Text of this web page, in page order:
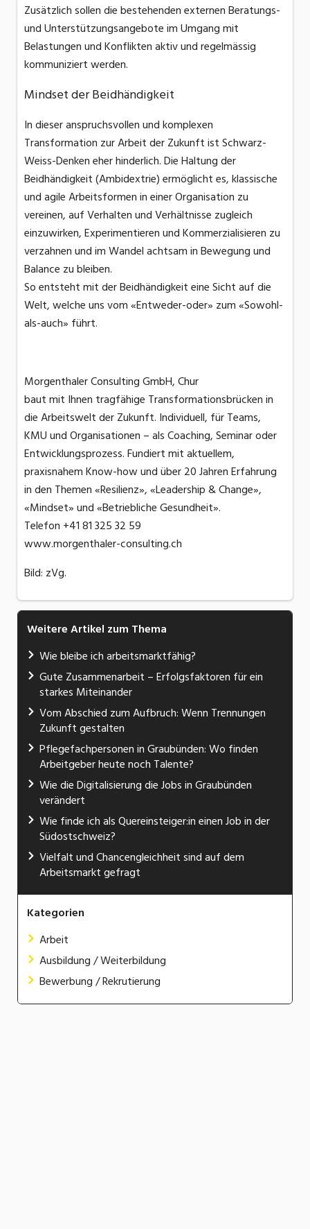
Zusätzlich sollen die bestehenden externen Beratungs-
und Unterstützungsangebote im Umgang mit
Belastungen und Konflikten aktiv und regelmässig
kommuniziert werden.
Mindset der Beidhändigkeit
In dieser anspruchsvollen und komplexen
Transformation zur Arbeit der Zukunft ist Schwarz-
Weiss-Denken eher hinderlich. Die Haltung der
Beidhändigkeit (Ambidextrie) ermöglicht es, klassische
und agile Arbeitsformen in einer Organisation zu
vereinen, auf Verhalten und Verhältnisse zugleich
einzuwirken, Experimentieren und Kommerzialisieren zu
verzahnen und im Wandel achtsam in Bewegung und
Balance zu bleiben.
So entsteht mit der Beidhändigkeit eine Sicht auf die
Welt, welche uns vom «Entweder-oder» zum «Sowohl-
als-auch» führt.
Morgenthaler Consulting GmbH, Chur
baut mit Ihnen tragfähige Transformationsbrücken in
die Arbeitswelt der Zukunft. Individuell, für Teams,
KMU und Organisationen – als Coaching, Seminar oder
Entwicklungsprozess. Fundiert mit aktuellem,
praxisnahem Know-how und über 20 Jahren Erfahrung
in den Themen «Resilienz», «Leadership & Change»,
«Mindset» und «Betriebliche Gesundheit».
Telefon +41 81 325 32 59
www.morgenthaler-consulting.ch
Bild: zVg.
Weitere Artikel zum Thema
Wie bleibe ich arbeitsmarktfähig?
Gute Zusammenarbeit – Erfolgsfaktoren für ein
starkes Miteinander
Vom Abschied zum Aufbruch: Wenn Trennungen
Zukunft gestalten
Pflegefachpersonen in Graubünden: Wo finden
Arbeitgeber heute noch Talente?
Wie die Digitalisierung die Jobs in Graubünden
verändert
Wie finde ich als Quereinsteiger:in einen Job in der
Südostschweiz?
Vielfalt und Chancengleichheit sind auf dem
Arbeitsmarkt gefragt
Kategorien
Arbeit
Ausbildung / Weiterbildung
Bewerbung / Rekrutierung